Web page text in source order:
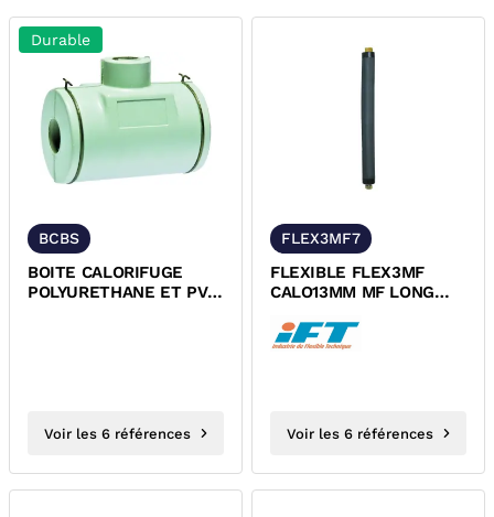
Durable
BCBS
BOITE CALORIFUGE
POLYURETHANE ET PVC
Voir les 6 références
FLEX3MF7
FLEXIBLE FLEX3MF
CALO13MM MF LONG
Voir les 6 références